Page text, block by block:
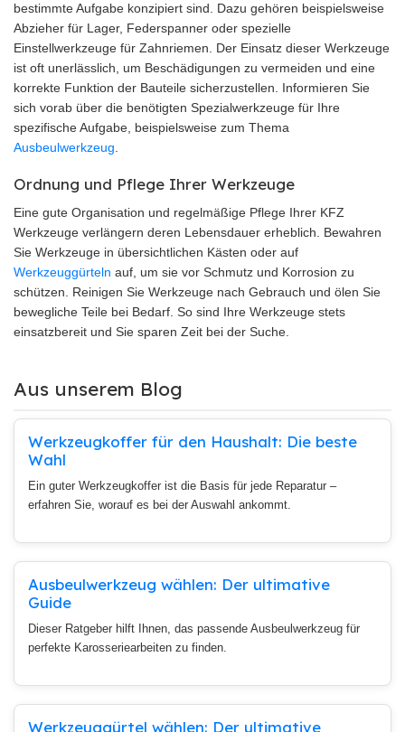
bestimmte Aufgabe konzipiert sind. Dazu gehören beispielsweise
Abzieher für Lager, Federspanner oder spezielle
Einstellwerkzeuge für Zahnriemen. Der Einsatz dieser Werkzeuge
ist oft unerlässlich, um Beschädigungen zu vermeiden und eine
korrekte Funktion der Bauteile sicherzustellen. Informieren Sie
sich vorab über die benötigten Spezialwerkzeuge für Ihre
spezifische Aufgabe, beispielsweise zum Thema
Ausbeulwerkzeug.
Ordnung und Pflege Ihrer Werkzeuge
Eine gute Organisation und regelmäßige Pflege Ihrer KFZ
Werkzeuge verlängern deren Lebensdauer erheblich. Bewahren
Sie Werkzeuge in übersichtlichen Kästen oder auf
Werkzeuggürteln auf, um sie vor Schmutz und Korrosion zu
schützen. Reinigen Sie Werkzeuge nach Gebrauch und ölen Sie
bewegliche Teile bei Bedarf. So sind Ihre Werkzeuge stets
einsatzbereit und Sie sparen Zeit bei der Suche.
Aus unserem Blog
Werkzeugkoffer für den Haushalt: Die beste
Wahl
Ein guter Werkzeugkoffer ist die Basis für jede Reparatur –
erfahren Sie, worauf es bei der Auswahl ankommt.
Ausbeulwerkzeug wählen: Der ultimative
Guide
Dieser Ratgeber hilft Ihnen, das passende Ausbeulwerkzeug für
perfekte Karosseriearbeiten zu finden.
Werkzeuggürtel wählen: Der ultimative